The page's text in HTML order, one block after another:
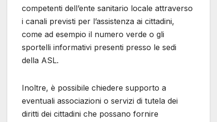
competenti dell’ente sanitario locale attraverso
i canali previsti per l’assistenza ai cittadini,
come ad esempio il numero verde o gli
sportelli informativi presenti presso le sedi
della ASL.
Inoltre, è possibile chiedere supporto a
eventuali associazioni o servizi di tutela dei
diritti dei cittadini che possano fornire